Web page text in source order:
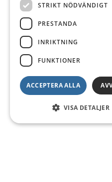
STRIKT NÖDVÄNDIGT
PRESTANDA
INRIKTNING
FUNKTIONER
ACCEPTERA ALLA
VISA DETALJER